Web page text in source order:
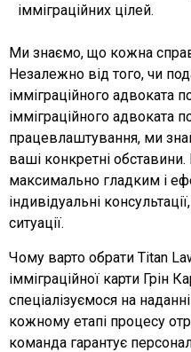
імміграційних цілей.
Ми знаємо, що кожна
Незалежно від того, чи
імміграційного адвоката
імміграційного адвоката
працевлаштування, ми
ваші конкретні
максимально гладким і
індивідуальні
ситуації.
Чому варто обрати Titan
імміграційної карти Грін
спеціалізуємося на
кожному етапі процесу
команда гарантує